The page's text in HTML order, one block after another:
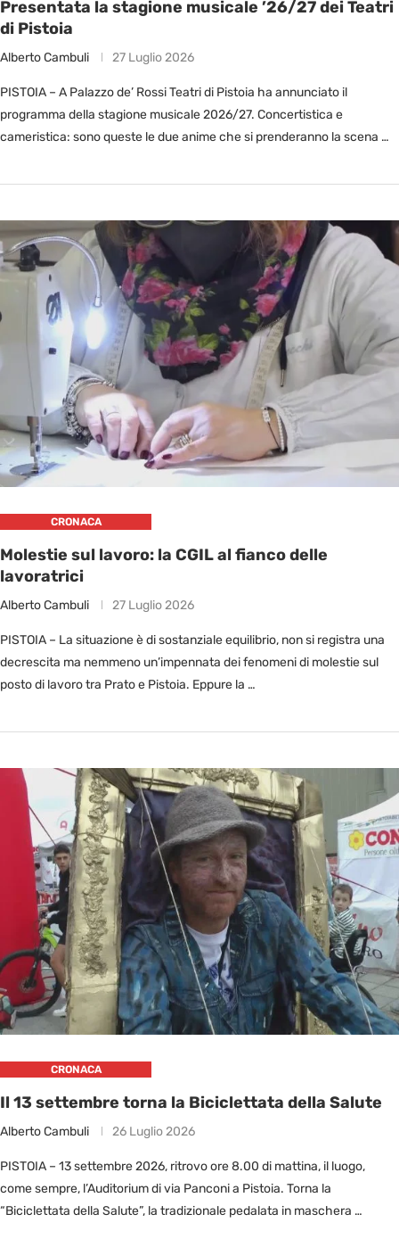
Presentata la stagione musicale ’26/27 dei Teatri
di Pistoia
Alberto Cambuli 27 Luglio 2026
PISTOIA – A Palazzo de’ Rossi Teatri di Pistoia ha annunciato il
programma della stagione musicale 2026/27. Concertistica e
cameristica: sono queste le due anime che si prenderanno la scena …
CRONACA
Molestie sul lavoro: la CGIL al fianco delle
lavoratrici
Alberto Cambuli 27 Luglio 2026
PISTOIA – La situazione è di sostanziale equilibrio, non si registra una
decrescita ma nemmeno un’impennata dei fenomeni di molestie sul
posto di lavoro tra Prato e Pistoia. Eppure la …
CRONACA
Il 13 settembre torna la Biciclettata della Salute
Alberto Cambuli 26 Luglio 2026
PISTOIA – 13 settembre 2026, ritrovo ore 8.00 di mattina, il luogo,
come sempre, l’Auditorium di via Panconi a Pistoia. Torna la
“Biciclettata della Salute”, la tradizionale pedalata in maschera …